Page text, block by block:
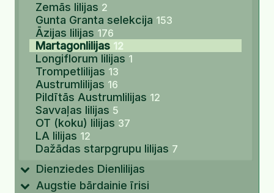
Zemās lilijas 2
Gunta Granta selekcija 153
Āzijas lilijas 176
Martagonlilijas 12
Longiflorum lilijas 1
Trompetlilijas 13
Austrumlilijas 16
Pildītās Austrumlilijas 12
Savvaļas lilijas 5
OT (koku) lilijas 37
LA lilijas 12
Dažādas starpgrupu lilijas 7
Dienziedes Dienlilijas
Augstie bārdainie īrisi